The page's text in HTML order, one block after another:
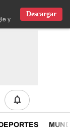
y IOS
Descargar